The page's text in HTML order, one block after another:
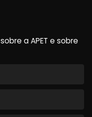
a APET e sobre